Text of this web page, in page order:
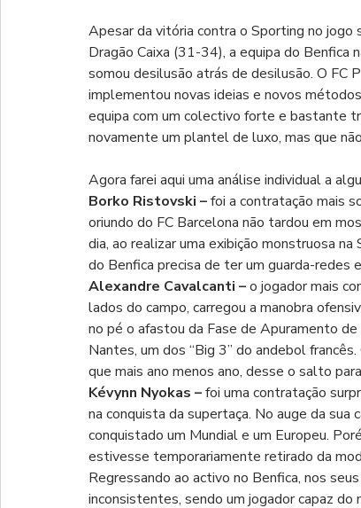
Apesar da vitória contra o Sporting no
Dragão Caixa (31-34), a equipa do Benfica
somou desilusão atrás de desilusão. O FC
implementou novas ideias e novos
equipa com um colectivo forte e bastante
novamente um plantel de luxo, mas que
Agora farei aqui uma análise individual a
Borko Ristovski – foi a contratação mais
oriundo do FC Barcelona não tardou em
dia, ao realizar uma exibição monstruosa
do Benfica precisa de ter um guarda-redes
Alexandre Cavalcanti – o jogador mais
lados do campo, carregou a manobra
no pé o afastou da Fase de Apuramento
Nantes, um dos “Big 3” do andebol
que mais ano menos ano, desse o salto
Kévynn Nyokas – foi uma contratação
na conquista da supertaça. No auge da
conquistado um Mundial e um Europeu.
estivesse temporariamente retirado da
Regressando ao activo no Benfica, nos
inconsistentes, sendo um jogador capaz